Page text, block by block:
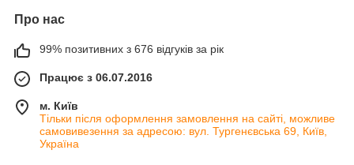
Про нас
99% позитивних з 676 відгуків за рік
Працює з 06.07.2016
м. Київ
Тільки після оформлення замовлення на сайті, можливе
самовивезення за адресою: вул. Тургенєвська 69, Київ,
Україна